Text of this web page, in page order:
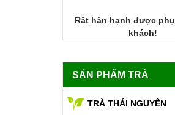
Rất hân hạnh được
khách!
SẢN PHẨM TRÀ
TRÀ THÁI NGUYÊN